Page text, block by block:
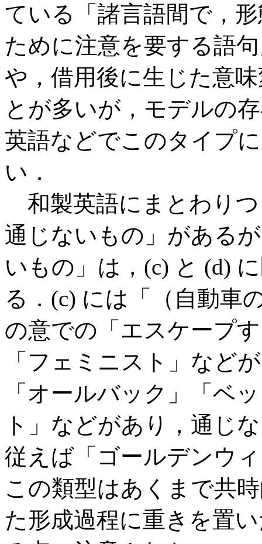
ている「諸言語間で，
ために注意を要する語
や，借用後に生じた意
とが多いが，モデルの
英語などでこのタイプ
い．
和製英語にまとわり
通じないもの」がある
いもの」は，(c) と (d)
る．(c) には「（自動車
の意での「エスケープ
「フェミニスト」など
「オールバック」「ベ
ト」などがあり，通じ
従えば「ゴールデンウ
この類型はあくまで共
た形成過程に重きを置